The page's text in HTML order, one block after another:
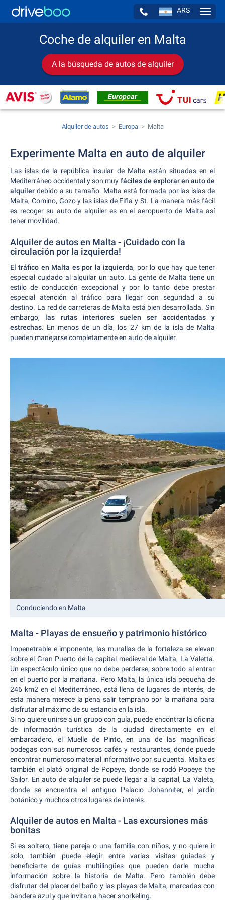
ARS
Coche de alquiler en Malta
A la búsqueda de autos de alquiler
Alquiler de autos Europa Malta
Experimente Malta en auto de alquiler
Las islas de la república insular de Malta están situadas en el
Mediterráneo occidental y son muy fáciles de explorar en auto de
alquiler debido a su tamaño. Malta está formada por las islas de
Malta, Comino, Gozo y las islas de Fifla y St. La manera más fácil
es recoger su auto de alquiler es en el aeropuerto de Malta así
tener movilidad.
Alquiler de autos en Malta - ¡Cuidado con la
circulación por la izquierda!
El tráfico en Malta es por la izquierda, por lo que hay que tener
especial cuidado al alquilar un auto. La gente de Malta tiene un
estilo de conducción excepcional y por lo tanto debe prestar
especial atención al tráfico para llegar con seguridad a su
destino. La red de carreteras de Malta está bien desarrollada. Sin
embargo, las rutas interiores suelen ser accidentadas y
estrechas. En menos de un día, los 27 km de la isla de Malta
pueden manejarse completamente en auto de alquiler.
Conduciendo en Malta
Malta - Playas de ensueño y patrimonio histórico
Impenetrable e imponente, las murallas de la fortaleza se elevan
sobre el Gran Puerto de la capital medieval de Malta, La Valetta.
Un espectáculo único que no debe perderse, sobre todo al entrar
en el puerto por la mañana. Pero Malta, la única isla pequeña de
246 km2 en el Mediterráneo, está llena de lugares de interés, de
esta manera merece la pena salir temprano por la mañana para
disfrutar al máximo de su estancia en la isla.
Si no quiere unirse a un grupo con guía, puede encontrar la oficina
de información turística de la ciudad directamente en el
embarcadero, el Muelle de Pinto, en una de las magníficas
bodegas con sus numerosos cafés y restaurantes, donde puede
encontrar numeroso material informativo por su cuenta. Malta es
también el plató original de Popeye, donde se rodó Popeye the
Sailor. En auto de alquiler se puede llegar a la capital, La Valeta,
donde se encuentra el antiguo Palacio Johanniter, el jardín
botánico y muchos otros lugares de interés.
Alquiler de autos en Malta - Las excursiones más
bonitas
Si es soltero, tiene pareja o una familia con niños, y no quiere ir
solo, también puede elegir entre varias visitas guiadas y
beneficiarte de guías multilingües que pueden darle mucha
información sobre la historia de Malta. Pero también debe
disfrutar del placer del baño y las playas de Malta, marcadas con
bandera azul y que invitan a hacer snorkeling.